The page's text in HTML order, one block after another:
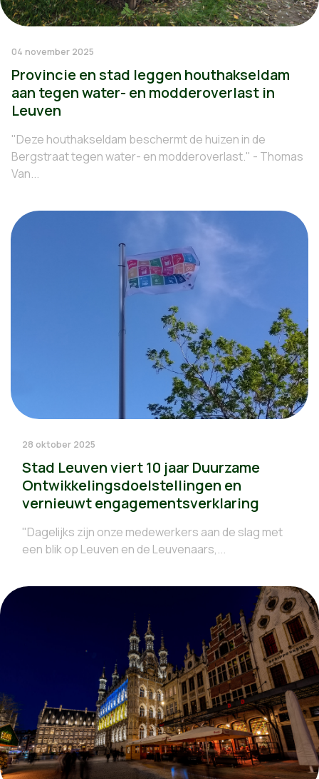
04 november 2025
Provincie en stad leggen houthakseldam
aan tegen water- en modderoverlast in
Leuven
"Deze houthakseldam beschermt de huizen in de
Bergstraat tegen water- en modderoverlast." - Thomas
Van...
28 oktober 2025
Stad Leuven viert 10 jaar Duurzame
Ontwikkelingsdoelstellingen en
vernieuwt engagementsverklaring
"Dagelijks zijn onze medewerkers aan de slag met
een blik op Leuven en de Leuvenaars,...